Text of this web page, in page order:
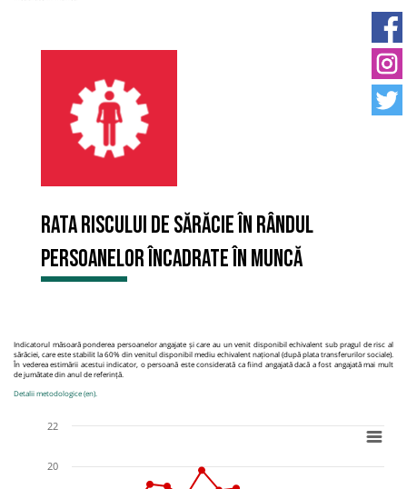
Rata riscului de sărăcie în rândul
persoanelor încadrate în muncă
Indicatorul măsoară ponderea persoanelor angajate și care au un venit disponibil echivalent sub pragul de risc al
sărăciei, care este stabilit la 60% din venitul disponibil mediu echivalent național (după plata transferurilor sociale).
În vederea estimării acestui indicator, o persoană este considerată ca fiind angajată dacă a fost angajată mai mult
de jumătate din anul de referință.
Detalii metodologice (en).
20
22